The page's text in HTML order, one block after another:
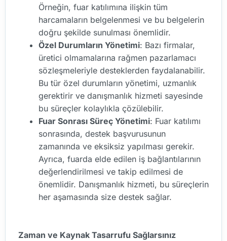
Örneğin, fuar katılımına ilişkin tüm
harcamaların belgelenmesi ve bu belgelerin
doğru şekilde sunulması önemlidir.
Özel Durumların Yönetimi: Bazı firmalar,
üretici olmamalarına rağmen pazarlamacı
sözleşmeleriyle desteklerden faydalanabilir.
Bu tür özel durumların yönetimi, uzmanlık
gerektirir ve danışmanlık hizmeti sayesinde
bu süreçler kolaylıkla çözülebilir.
Fuar Sonrası Süreç Yönetimi: Fuar katılımı
sonrasında, destek başvurusunun
zamanında ve eksiksiz yapılması gerekir.
Ayrıca, fuarda elde edilen iş bağlantılarının
değerlendirilmesi ve takip edilmesi de
önemlidir. Danışmanlık hizmeti, bu süreçlerin
her aşamasında size destek sağlar.
Zaman ve Kaynak Tasarrufu Sağlarsınız